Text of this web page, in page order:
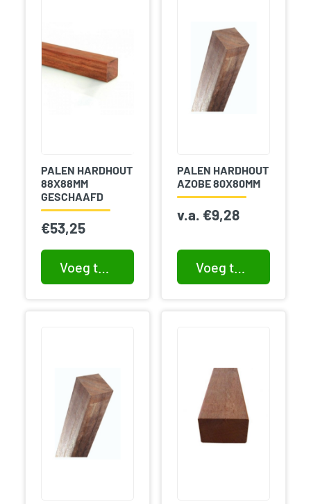
PALEN HARDHOUT
88X88MM
GESCHAAFD
€53,25
PALEN HARDHOUT
AZOBE 80X80MM
v.a. €9,28